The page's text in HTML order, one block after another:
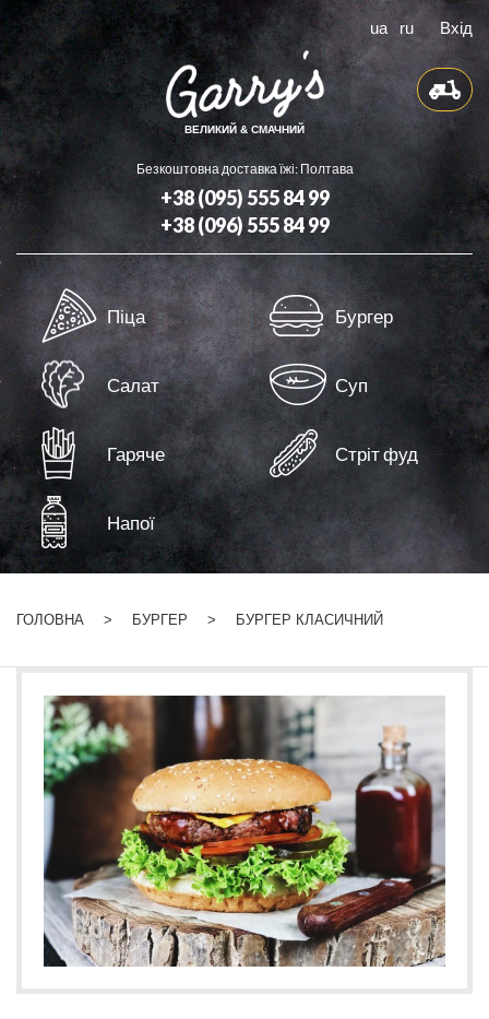
ua ru Вхід
ВЕЛИКИЙ & СМАЧНИЙ
Безкоштовна доставка їжі: Полтава
+38 (095) 555 84 99
+38 (096) 555 84 99
Доставка
Бонуси
Контакти
Оферта
Піца Бургер
Салат Суп
Гаряче Стріт фуд
Напої
ГОЛОВНА БУРГЕР БУРГЕР КЛАСИЧНИЙ